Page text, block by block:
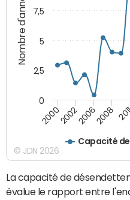
Nombre d'années
Capacité
2000200220062008
0
2,5
5
7,5
© JDN 2026
La capacité de
évalue le rapport entre